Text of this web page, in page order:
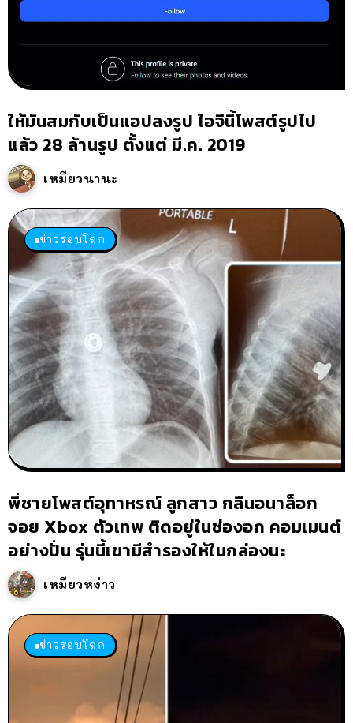
ให้มันสมกับเป็นแอปลงรูป ไอจีนี้โพสต์รูปไป
แล้ว 28 ล้านรูป ตั้งแต่ มี.ค. 2019
เหมียวนานะ
ข่าวรอบโลก
พี่ชายโพสต์อุทาหรณ์ ลูกสาว กลืนอนาล็อก
จอย Xbox ตัวเทพ ติดอยู่ในช่องอก คอมเมนต์
อย่างปั่น รุ่นนี้เขามีสำรองให้ในกล่องนะ
เหมียวหง่าว
ข่าวรอบโลก